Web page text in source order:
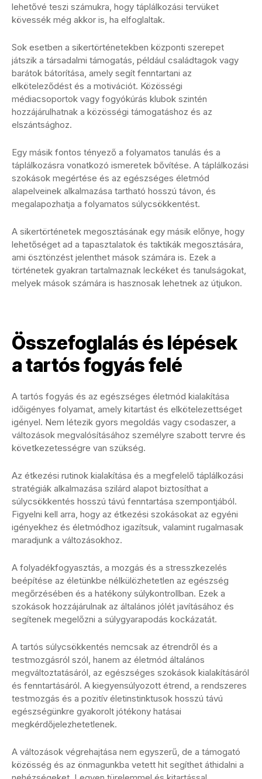
lehetővé teszi számukra, hogy táplálkozási tervüket
kövessék még akkor is, ha elfoglaltak.
Sok esetben a sikertörténetekben központi szerepet
játszik a társadalmi támogatás, például családtagok vagy
barátok bátorítása, amely segít fenntartani az
elköteleződést és a motivációt. Közösségi
médiacsoportok vagy fogyókúrás klubok szintén
hozzájárulhatnak a közösségi támogatáshoz és az
elszántsághoz.
Egy másik fontos tényező a folyamatos tanulás és a
táplálkozásra vonatkozó ismeretek bővítése. A táplálkozási
szokások megértése és az egészséges életmód
alapelveinek alkalmazása tartható hosszú távon, és
megalapozhatja a folyamatos súlycsökkentést.
A sikertörténetek megosztásának egy másik előnye, hogy
lehetőséget ad a tapasztalatok és taktikák megosztására,
ami ösztönzést jelenthet mások számára is. Ezek a
történetek gyakran tartalmaznak leckéket és tanulságokat,
melyek mások számára is hasznosak lehetnek az útjukon.
Összefoglalás és lépések
a tartós fogyás felé
A tartós fogyás és az egészséges életmód kialakítása
időigényes folyamat, amely kitartást és elkötelezettséget
igényel. Nem létezik gyors megoldás vagy csodaszer, a
változások megvalósításához személyre szabott tervre és
következetességre van szükség.
Az étkezési rutinok kialakítása és a megfelelő táplálkozási
stratégiák alkalmazása szilárd alapot biztosíthat a
súlycsökkentés hosszú távú fenntartása szempontjából.
Figyelni kell arra, hogy az étkezési szokásokat az egyéni
igényekhez és életmódhoz igazítsuk, valamint rugalmasak
maradjunk a változásokhoz.
A folyadékfogyasztás, a mozgás és a stresszkezelés
beépítése az életünkbe nélkülözhetetlen az egészség
megőrzésében és a hatékony súlykontrollban. Ezek a
szokások hozzájárulnak az általános jólét javításához és
segítenek megelőzni a súlygyarapodás kockázatát.
A tartós súlycsökkentés nemcsak az étrendről és a
testmozgásról szól, hanem az életmód általános
megváltoztatásáról, az egészséges szokások kialakításáról
és fenntartásáról. A kiegyensúlyozott étrend, a rendszeres
testmozgás és a pozitív életinstinktusok hosszú távú
egészségünkre gyakorolt jótékony hatásai
megkérdőjelezhetetlenek.
A változások végrehajtása nem egyszerű, de a támogató
közösség és az önmagunkba vetett hit segíthet áthidalni a